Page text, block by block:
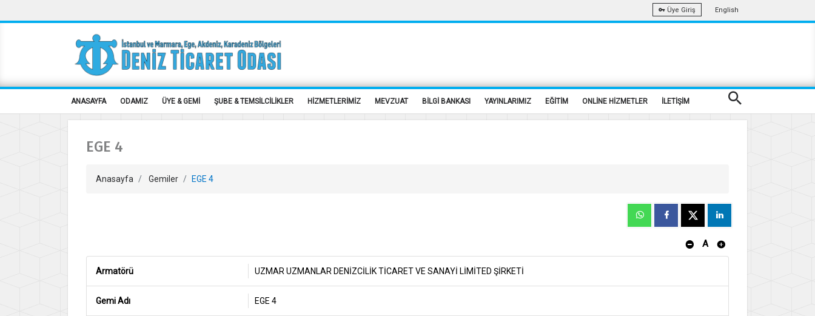
Üye Giriş English
ANASAYFA ODAMIZ ÜYE & GEMİ ŞUBE & TEMSİLCİLİKLER HİZMETLERİMİZ MEVZUAT BİLGİ BANKASI YAYINLARIMIZ EĞİTİM ONLİNE HİZMETLER İLETİŞİM
EGE 4
Anasayfa Gemiler EGE 4
A
Armatörü UZMAR UZMANLAR DENİZCİLİK TİCARET VE SANAYİ LİMİTED ŞİRKETİ
Gemi Adı EGE 4